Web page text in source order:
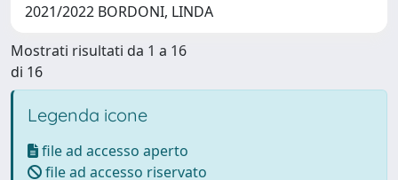
2021/2022 BORDONI, LINDA
Mostrati risultati da 1 a 16
di 16
Legenda icone
file ad accesso aperto
file ad accesso riservato